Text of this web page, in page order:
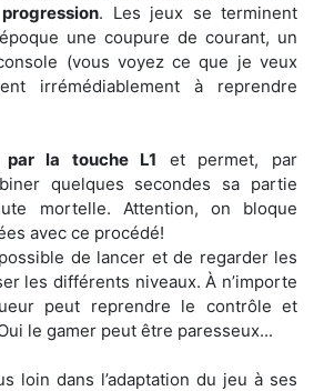
. Les jeux se terminent
une coupure de courant, un
(vous voyez ce que je veux
irrémédiablement à reprendre
par la touche L1 et permet, par
quelques secondes sa partie
mortelle. Attention, on bloque
avec ce procédé!
de lancer et de regarder les
les différents niveaux. À n’importe
peut reprendre le contrôle et
le gamer peut être paresseux...
loin dans l’adaptation du jeu à ses